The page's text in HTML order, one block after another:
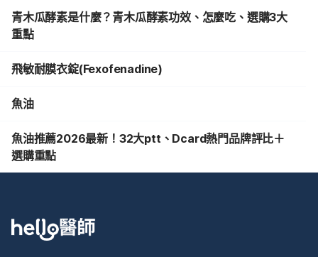
青木瓜酵素是什麼？青木瓜酵素功效、怎麼吃、選購3大
重點
飛敏耐膜衣錠(Fexofenadine)
魚油
魚油推薦2026最新！32大ptt、Dcard熱門品牌評比＋
選購重點